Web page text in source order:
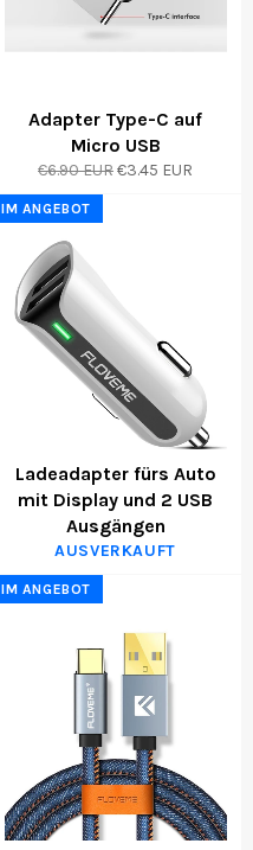
Adapter Type-C auf
Micro USB
Normaler
Preis
€6.90 EURSonderpreis
€3.45 EUR
Ladeadapter fürs Auto
mit Display und 2 USB
Ausgängen
AUSVERKAUFT
IM ANGEBOT
IM ANGEBOT